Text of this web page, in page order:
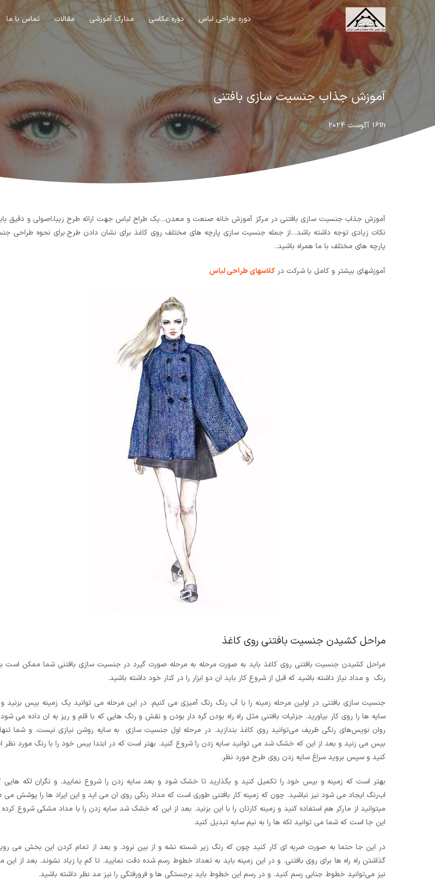
دوره طراحی لباس دوره عکاسی مدارک آموزشی مقالات تماس با ما
آموزش جذاب جنسیت سازی بافتنی
16th آگوست 2024
آموزش جذاب جنسیت سازی بافتنی در مرکز آموزش خانه صنعت و معدن…یک طراح لباس جهت ارائه طرح زیبا،اصولی و دقیق
نکات زیادی توجه داشته باشد…از جمله جنسیت سازی پارچه های مختلف روی کاغذ برای نشان دادن طرح.برای نحوه طراحی
پارچه های مختلف با ما همراه باشید..
آموزشهای بیشتر و کامل با شرکت در کلاسهای طراحی لباس
مراحل کشیدن جنسیت بافتنی روی کاغذ
مراحل کشیدن جنسیت بافتنی روی کاغذ باید به صورت مرحله به مرحله صورت گیرد در جنسیت سازی بافتنی شما ممکن است
رنگ و مداد نیاز داشته باشید که قبل از شروع کار باید ان دو ابزار را در کنار خود داشته باشید.
جنسیت سازی بافتنی در اولین مرحله زمینه را با آب رنگ رنگ آمیزی می کنیم. در این مرحله می توانید یک زمینه بیس بزنید
سایه ها را روی کار بیاورید. جزئیات بافتنی مثل راه راه بودن گره دار بودن و نقش و رنگ هایی که با قلم و ریز به ان داده می
روان نویس‌های رنگی ظریف می‌توانید روی کاغذ بندازید. در مرحله اول جنسیت سازی به سایه روشن نیازی نیست. و شما
بیس می زنید و بعد از این که خشک شد می توانید سایه زدن را شروع کنید. بهتر است که در ابتدا بیس خود را با رنگ مورد نظر
کنید و سپس بروید سراغ سایه زدن روی طرح مورد نظر.
بهتر است که زمینه و بیس خود را تکمیل کنید و بگذارید تا خشک شود و بعد سایه زدن را شروع نمایید. و نگران لکه هایی
اب‌رنگ ایجاد می شود نیز نباشید. چون که زمینه کار بافتنی طوری است که مداد رنگی روی ان می اید و این ایراد ها را پوشش می
میتوانید از مارکر هم استفاده کنید و زمینه کارتان را با این بزنید. بعد از این که خشک شد سایه زدن را با مداد مشکی شروع
این جا است که شما می توانید لکه ها را به نیم سایه تبدیل کنید
در این جا حتما به صورت ضربه ای کار کنید چون که رنگ زیر شسته نشه و از بین نرود. و بعد از تمام کردن این بخش می
گذاشتن راه راه ها برای روی بافتنی. و در این زمینه باید به تعداد خطوط رسم شده دقت نمایید. تا کم یا زیاد نشوند. بعد از این
نیز می‌توانید خطوط جنابی رسم کنید. و در رسم این خطوط باید برجستگی ها و فرورفتگی را نیز مد نظر داشته باشید.